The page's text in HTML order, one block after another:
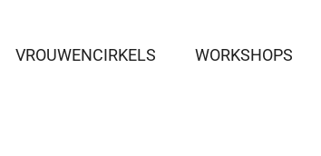
VROUWENCIRKELS WORKSHOPS